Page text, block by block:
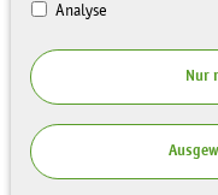
Analyse
Nur